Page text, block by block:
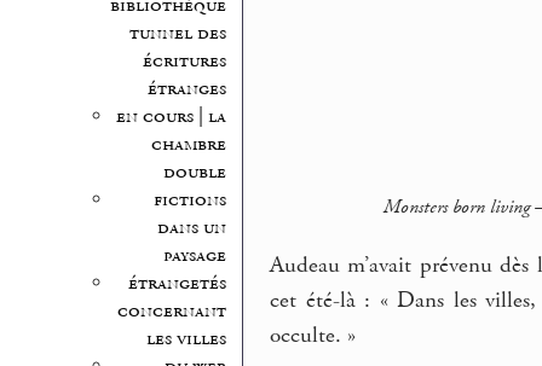
bibliothèque
tunnel des
écritures
étranges
en cours | la
chambre
double
fictions
dans un
paysage
étrangetés
concernant
les villes
Monsters born living
Audeau m’avait prévenu
cet été-là : « Dans les
occulte. »